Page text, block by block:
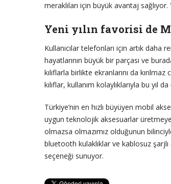
meraklıları için büyük avantaj
Yeni yılın favorisi de
Kullanıcılar telefonları için artık daha
hayatlarının büyük bir parçası ve
kılıflarla birlikte ekranlarını da
kılıflar, kullanım kolaylıklarıyla bu yıl
Türkiye’nin en hızlı büyüyen mobil
uygun teknolojik aksesuarlar
olmazsa olmazımız olduğunun
bluetooth kulaklıklar ve kablosuz
seçeneği sunuyor.